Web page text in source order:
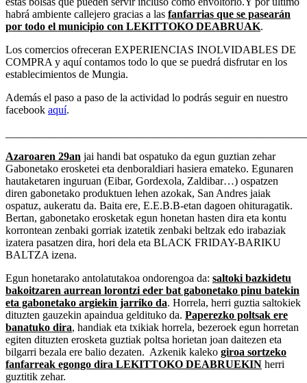
habrá ambiente callejero gracias a las fanfarrias que se pasearán
por todo el municipio con LEKITTOKO DEABRUAK.
Los comercios ofreceran EXPERIENCIAS INOLVIDABLES DE
COMPRA y aquí contamos todo lo que se puedrá disfrutar en los
establecimientos de Mungia.
Además el paso a paso de la actividad lo podrás seguir en nuestro
facebook aquí.
Azaroaren 29an jai handi bat ospatuko da egun guztian zehar
Gabonetako erosketei eta denboraldiari hasiera emateko. Egunaren
hautaketaren inguruan (Eibar, Gordexola, Zaldibar…) ospatzen
diren gabonetako produktuen lehen azokak, San Andres jaiak
ospatuz, aukeratu da. Baita ere, E.E.B.B-etan dagoen ohituragatik.
Bertan, gabonetako erosketak egun honetan hasten dira eta kontu
korrontean zenbaki gorriak izatetik zenbaki beltzak edo irabaziak
izatera pasatzen dira, hori dela eta BLACK FRIDAY-BARIKU
BALTZA izena.
Egun honetarako antolatutakoa ondorengoa da: saltoki bazkidetu
bakoitzaren aurrean lorontzi eder bat gabonetako pinu batekin
eta gabonetako argiekin jarriko da. Horrela, herri guztia saltokiek
dituzten gauzekin apaindua geldituko da. Paperezko poltsak ere
banatuko dira, handiak eta txikiak horrela, bezeroek egun horretan
egiten dituzten erosketa guztiak poltsa horietan joan daitezen eta
bilgarri bezala ere balio dezaten. Azkenik kaleko giroa sortzeko
fanfarreak egongo dira LEKITTOKO DEABRUEKIN herri
guztitik zehar.